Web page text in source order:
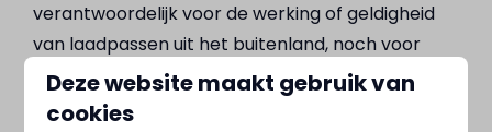
verantwoordelijk voor de werking of geldigheid
van laadpassen uit het buitenland, noch voor
eventuele laadkosten of storingen die hieruit
voortkomen.
Deze website maakt gebruik van
cookies